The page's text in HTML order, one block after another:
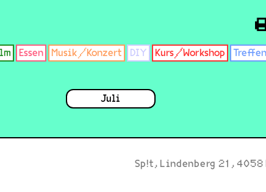
Essen Musik/Konzert DIY Kurs/Workshop Treffen
Juli
Sp!t, Lindenberg 21, 4058